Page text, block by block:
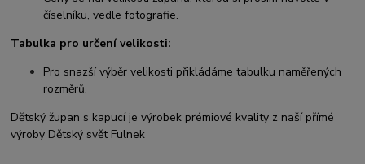
číselníku, vedle fotografie.
Tabulka pro určení velikosti:
Pro snazší výběr velikosti přikládáme tabulku naměřených
rozměrů.
Dětský župan s kapucí je výrobek prémiové kvality z naší přímé
výroby Dětský svět Fulnek